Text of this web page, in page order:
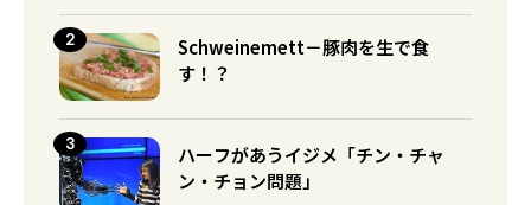
Schweinemett－豚肉を生で食
す！？
ハーフがあうイジメ「チン・チャ
ン・チョン問題」